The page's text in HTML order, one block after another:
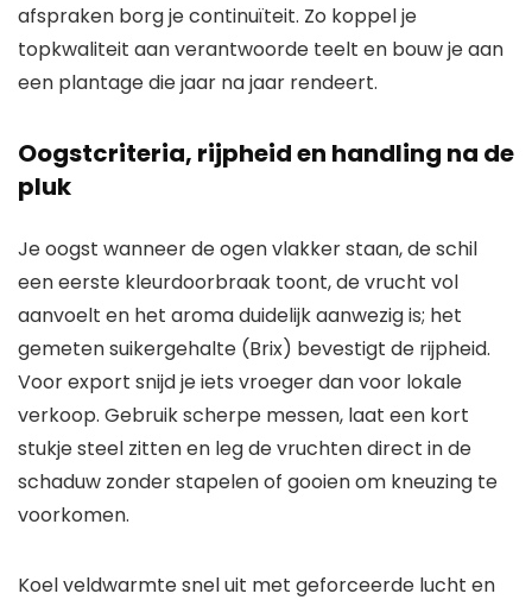
afspraken borg je continuïteit. Zo koppel je
topkwaliteit aan verantwoorde teelt en bouw je aan
een plantage die jaar na jaar rendeert.
Oogstcriteria, rijpheid en handling na de
pluk
Je oogst wanneer de ogen vlakker staan, de schil
een eerste kleurdoorbraak toont, de vrucht vol
aanvoelt en het aroma duidelijk aanwezig is; het
gemeten suikergehalte (Brix) bevestigt de rijpheid.
Voor export snijd je iets vroeger dan voor lokale
verkoop. Gebruik scherpe messen, laat een kort
stukje steel zitten en leg de vruchten direct in de
schaduw zonder stapelen of gooien om kneuzing te
voorkomen.
Koel veldwarmte snel uit met geforceerde lucht en